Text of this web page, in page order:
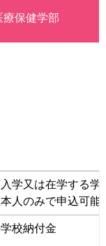
療保健学部
学又は在学する学
人のみで申込可能
校納付金